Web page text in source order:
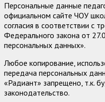
Персональные данные
официальном сайте ЧОУ
согласия в соответствии с
Федерального закона от
персональных данных».
Любое копирование,
передача персональных
«Радиант» запрещено, т.к.
законодательство.